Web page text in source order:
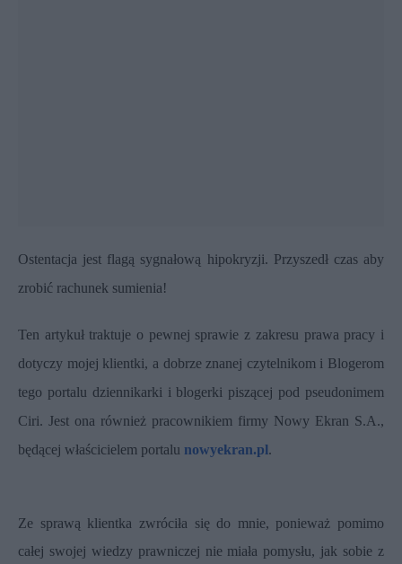
Ostentacja jest flagą sygnałową hipokryzji. Przyszedł czas aby
zrobić rachunek sumienia!
Ten artykuł traktuje o pewnej sprawie z zakresu prawa pracy i
dotyczy mojej klientki, a dobrze znanej czytelnikom i Blogerom
tego portalu dziennikarki i blogerki piszącej pod pseudonimem
Ciri. Jest ona również pracownikiem firmy Nowy Ekran S.A.,
będącej właścicielem portalu nowyekran.pl.
Ze sprawą klientka zwróciła się do mnie, ponieważ pomimo
całej swojej wiedzy prawniczej nie miała pomysłu, jak sobie z